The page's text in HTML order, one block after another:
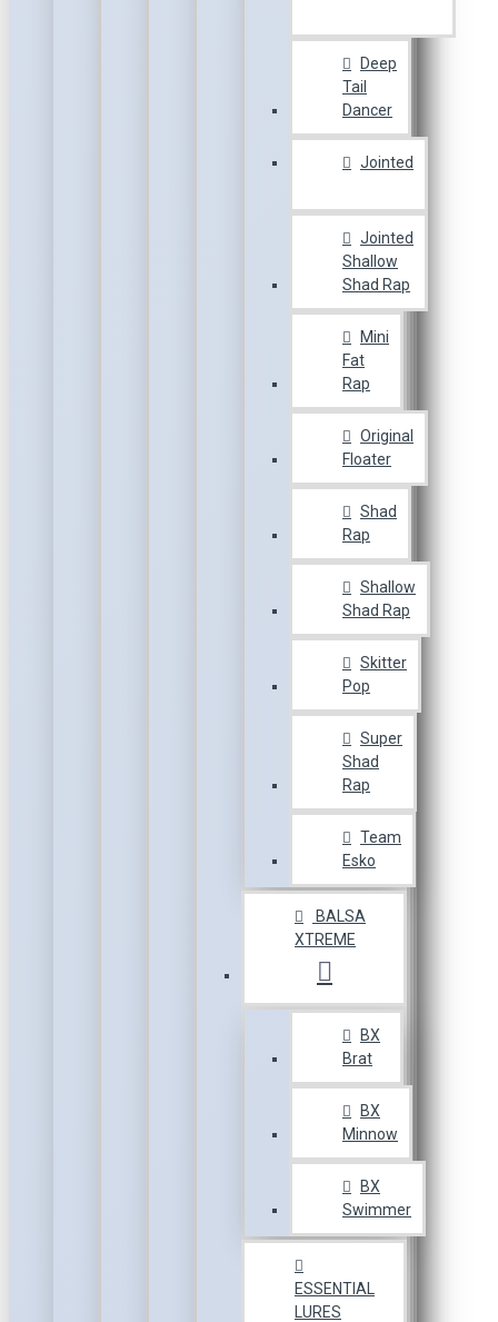
Deep
Tail
Dancer
Jointed
Jointed
Shallow
Shad Rap
Mini
Fat
Rap
Original
Floater
Shad
Rap
Shallow
Shad Rap
Skitter
Pop
Super
Shad
Rap
Team
Esko
BALSA
XTREME
BX
Brat
BX
Minnow
BX
Swimmer
ESSENTIAL
LURES